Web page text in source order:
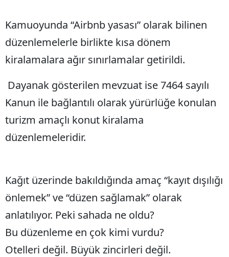
Kamuoyunda “Airbnb yasası” olarak bilinen
düzenlemelerle birlikte kısa dönem
kiralamalara ağır sınırlamalar getirildi.
Dayanak gösterilen mevzuat ise 7464 sayılı
Kanun ile bağlantılı olarak yürürlüğe konulan
turizm amaçlı konut kiralama
düzenlemeleridir.
Kağıt üzerinde bakıldığında amaç “kayıt dışılığı
önlemek” ve “düzen sağlamak” olarak
anlatılıyor. Peki sahada ne oldu?
Bu düzenleme en çok kimi vurdu?
Otelleri değil. Büyük zincirleri değil.